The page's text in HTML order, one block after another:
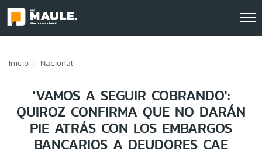
Inicio Nacional
'VAMOS A SEGUIR COBRANDO':
QUIROZ CONFIRMA QUE NO DARÁN
PIE ATRÁS CON LOS EMBARGOS
BANCARIOS A DEUDORES CAE